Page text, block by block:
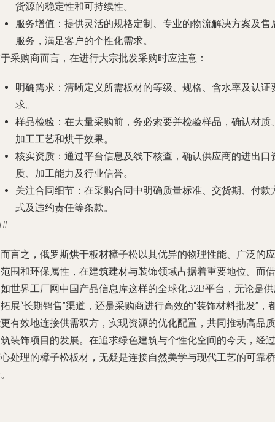
货源的稳定性和可持续性。
服务增值 ：提供灵活的规格定制、专业的物流解决方案及售
服务，满足客户的个性化需求。
采购商而言，在进行大宗批发采购时应注意：
明确需求 ：清晰定义所需板材的等级、规格、含水率及认证
求。
样品检验 ：在大量采购前，务必索要并检验样品，确认材质
加工工艺和烘干效果。
核实资质 ：通过平台信息及线下核查，确认供应商的进出口
质、加工能力及行业信誉。
关注合同细节 ：在采购合同中明确质量标准、交货期、付款
式及违约责任等条款。
言之，俄罗斯烘干板材樟子松以其优异的物理性能、广泛的应
围和环保属性，在建筑建材与装饰领域占据着重要地位。而借
世界工厂网中国产品信息库这样的全球化B2B平台，无论是
展“长期销售”渠道，还是采购商进行高效的“装饰材料批发”，
有效地连接供需双方，实现资源的优化配置，共同推动高品质
装饰项目的发展。在追求绿色建筑与个性化空间的今天，经过
处理的樟子松板材，无疑是连接自然美学与现代工艺的可靠桥